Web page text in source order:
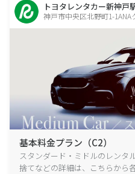
トヨタレンタカー新神戸
神戸市中央区北野町1-
基本料金プラン（C2）
スタンダード・ミドルのレンタ
捨てなどの詳細は、こちらから